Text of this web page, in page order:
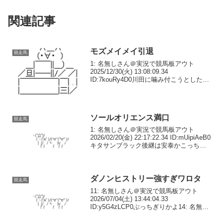
関連記事
競走馬 モズメイメイ引退
1: 名無しさん＠実況で競馬板アウト
2025/12/30(火) 13:08:09.34
ID:7kouRy4D0川田に噛み付こうとした重
競走馬 ソールオリエンス満口
1: 名無しさん＠実況で競馬板アウト
2026/02/20(金) 22:17:22.34 ID:mUipiAeB0
キタサンブラック後継は安泰かこっちは
競走馬 ダノンヒストリー強すぎワロタ
11: 名無しさん＠実況で競馬板アウト
2026/07/04(土) 13:44:04.33
ID:y5G4zLCP0ぶっちぎりかよ14: 名無し